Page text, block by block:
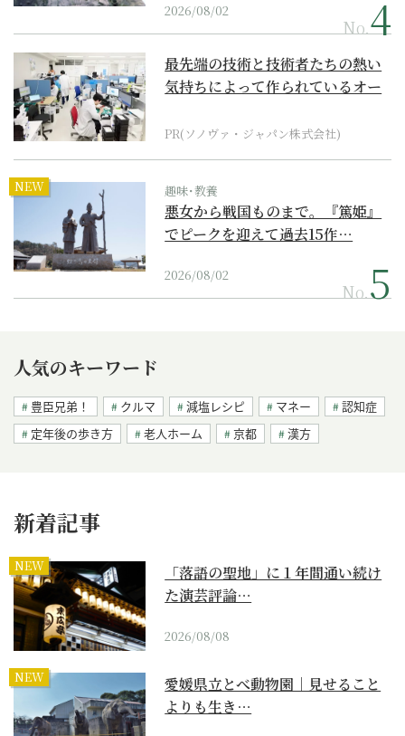
2026/08/02
No.
最先端の技術と技術者たちの熱い
気持ちによって作られているオー
PR(ソノヴァ・ジャパン株式会社)
NEW 趣味･教養
悪女から戦国ものまで。『篤姫』
でピークを迎えて過去15作…
2026/08/02
No.
人気のキーワード
豊臣兄弟！ クルマ 減塩レシピ マネー
認知症
定年後の歩き方
老人ホーム 京都 漢方
新着記事
NEW
「落語の聖地」に１年間通い続け
た演芸評論…
2026/08/08
NEW
愛媛県立とべ動物園｜見せること
よりも生き…